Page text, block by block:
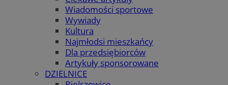
Wiadomości sportowe
Wywiady
Kultura
Najmłodsi mieszkańcy
Dla przedsiębiorców
Artykuły sponsorowane
DZIELNICE